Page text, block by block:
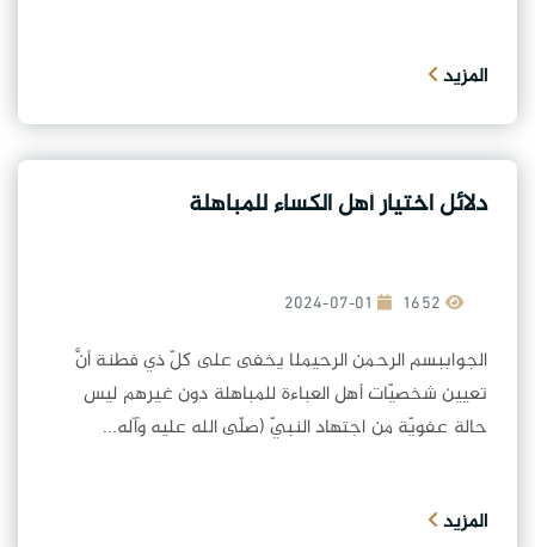
المزيد
دلائل اختيار أهل الكساء للمباهلة
2024-07-01
الجواببسم الرحمن الرحيملا يخفى على كلّ ذي فطنة أنَّ
تعيين شخصيّات أهل العباءة للمباهلة دون غيرهم ليس
حالة عفويّة من اجتهاد النبيّ (صلّى الله عليه وآله...
المزيد